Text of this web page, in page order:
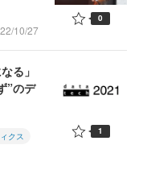
10/27
0
る」
”のデ
クス 1